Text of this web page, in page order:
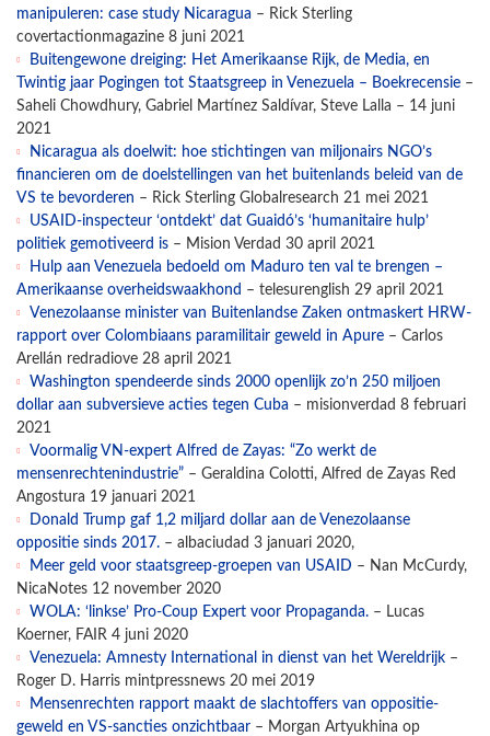
manipuleren: case study Nicaragua – Rick Sterling
covertactionmagazine 8 juni 2021
Buitengewone dreiging: Het Amerikaanse Rijk, de Media, en
Twintig jaar Pogingen tot Staatsgreep in Venezuela – Boekrecensie –
Saheli Chowdhury, Gabriel Martínez Saldívar, Steve Lalla – 14 juni
2021
Nicaragua als doelwit: hoe stichtingen van miljonairs NGO’s
financieren om de doelstellingen van het buitenlands beleid van de
VS te bevorderen – Rick Sterling Globalresearch 21 mei 2021
USAID-inspecteur ‘ontdekt’ dat Guaidó’s ‘humanitaire hulp’
politiek gemotiveerd is – Mision Verdad 30 april 2021
Hulp aan Venezuela bedoeld om Maduro ten val te brengen –
Amerikaanse overheidswaakhond – telesurenglish 29 april 2021
Venezolaanse minister van Buitenlandse Zaken ontmaskert HRW-
rapport over Colombiaans paramilitair geweld in Apure – Carlos
Arellán redradiove 28 april 2021
Washington spendeerde sinds 2000 openlijk zo’n 250 miljoen
dollar aan subversieve acties tegen Cuba – misionverdad 8 februari
2021
Voormalig VN-expert Alfred de Zayas: “Zo werkt de
mensenrechtenindustrie” – Geraldina Colotti, Alfred de Zayas Red
Angostura 19 januari 2021
Donald Trump gaf 1,2 miljard dollar aan de Venezolaanse
oppositie sinds 2017. – albaciudad 3 januari 2020,
Meer geld voor staatsgreep-groepen van USAID – Nan McCurdy,
NicaNotes 12 november 2020
WOLA: ‘linkse’ Pro-Coup Expert voor Propaganda. – Lucas
Koerner, FAIR 4 juni 2020
Venezuela: Amnesty International in dienst van het Wereldrijk –
Roger D. Harris mintpressnews 20 mei 2019
Mensenrechten rapport maakt de slachtoffers van oppositie-
geweld en VS-sancties onzichtbaar – Morgan Artyukhina op